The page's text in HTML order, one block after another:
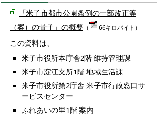
「米子市都市公園条例の一部改正等
（案）の骨子」の概要 （ 66キロバイト）
この資料は、
米子市役所本庁舎2階 維持管理課
米子市淀江支所1階 地域生活課
米子市役所第2庁舎 米子市行政窓口サ
ービスセンター
ふれあいの里1階 案内